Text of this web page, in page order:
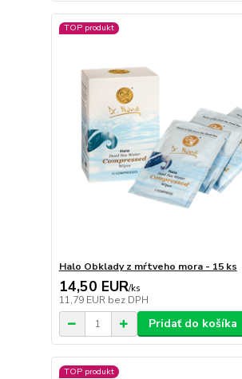
TOP produkt
Halo Obklady z mŕtveho mora - 15 ks
14,50 EUR/ks
11,79 EUR bez DPH
Pridať do košíka
TOP produkt